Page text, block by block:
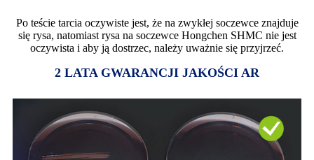
Po teście tarcia oczywiste jest, że na zwykłej soczewce znajduje
się rysa, natomiast rysa na soczewce Hongchen SHMC nie jest
oczywista i aby ją dostrzec, należy uważnie się przyjrzeć.
2 LATA GWARANCJI JAKOŚCI AR